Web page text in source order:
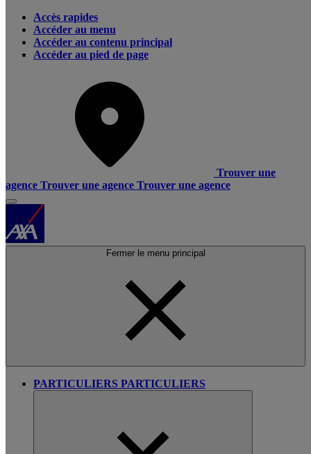
Accès rapides
Accéder au menu
Accéder au contenu principal
Accéder au pied de page
Trouver une
agence Trouver une agence Trouver une agence
Fermer le menu principal
PARTICULIERS PARTICULIERS